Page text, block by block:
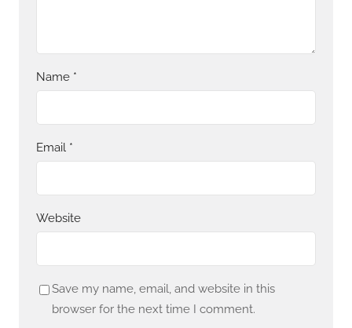
Name *
Email *
Website
Save my name, email, and website in this
browser for the next time I comment.